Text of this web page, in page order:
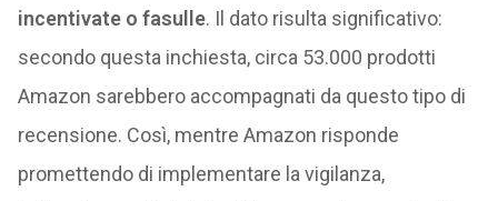
incentivate o fasulle. Il dato risulta significativo:
secondo questa inchiesta, circa 53.000 prodotti
Amazon sarebbero accompagnati da questo tipo di
recensione. Così, mentre Amazon risponde
promettendo di implementare la vigilanza,